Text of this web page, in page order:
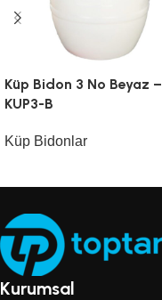
Küp Bidon 3 No Beyaz –
KUP3-B
Küp Bidonlar
Kurumsal